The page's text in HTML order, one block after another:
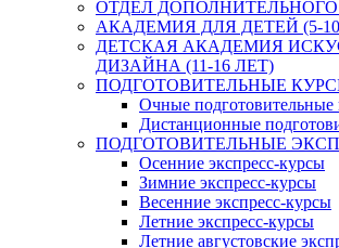
ОТДЕЛ
АКАДЕМИЯ ДЛЯ ДЕТЕЙ (5-
ДЕТСКАЯ АКАДЕМИЯ
ДИЗАЙНА (11-16 ЛЕТ)
ПОДГОТОВИТЕЛЬНЫЕ
Очные подготовительные
Дистанционные
ПОДГОТОВИТЕЛЬНЫЕ
Осенние экспресс-курсы
Зимние экспресс-курсы
Весенние экспресс-курсы
Летние экспресс-курсы
Летние августовские